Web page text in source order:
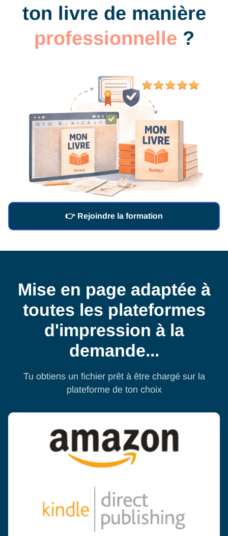
ton livre de manière
professionnelle ?
👉 Rejoindre la formation
Mise en page adaptée à
toutes les plateformes
d'impression à la
demande...
Tu obtiens un fichier prêt à être chargé sur la
plateforme de ton choix